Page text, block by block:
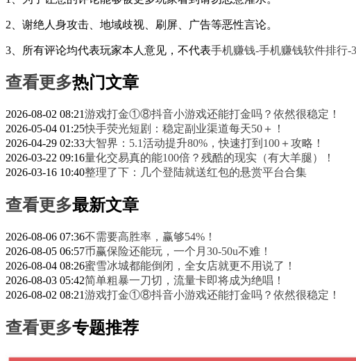
2、谢绝人身攻击、地域歧视、刷屏、广告等恶性言论。
3、所有评论均代表玩家本人意见，不代表手机赚钱-手机赚钱软件排行-
查看更多热门文章
2026-08-02 08:21游戏打金①⑧抖音小游戏还能打金吗？依然很稳定！
2026-05-04 01:25快手荧光短剧：稳定副业渠道每天50＋！
2026-04-29 02:33大智界：5.1活动提升80%，快速打到100＋攻略！
2026-03-22 09:16量化交易真的能100倍？残酷的现实（有大羊腿）！
2026-03-16 10:40整理了下：几个登陆就送红包的悬赏平台合集
查看更多最新文章
2026-08-06 07:36不需要高胜率，赢够54%！
2026-08-05 06:57币赢保险还能玩，一个月30-50u不难！
2026-08-04 08:26蜜雪冰城都能倒闭，全女店就更不用说了！
2026-08-03 05:42简单粗暴一刀切，流量卡即将成为绝唱！
2026-08-02 08:21游戏打金①⑧抖音小游戏还能打金吗？依然很稳定！
查看更多专题推荐